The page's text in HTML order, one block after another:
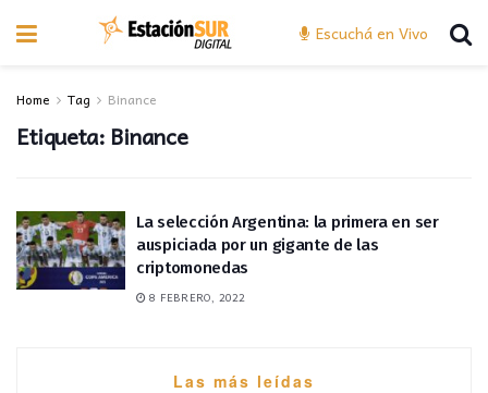
Escuchá en Vivo
Home Tag Binance
Etiqueta:Binance
La selección Argentina: la primera en ser
auspiciada por un gigante de las
criptomonedas
8 FEBRERO, 2022
Las más leídas